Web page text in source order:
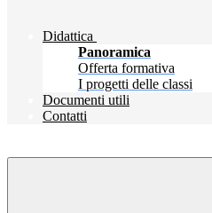
Didattica
Panoramica
Offerta formativa
I progetti delle classi
Documenti utili
Contatti